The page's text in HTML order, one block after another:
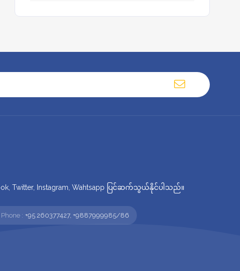
Twitter, Instagram, Wahtsapp ပြင်ဆက်သွယ်နိုင်ပါသည်။
Phone : +95 260377427, +9887999985/86